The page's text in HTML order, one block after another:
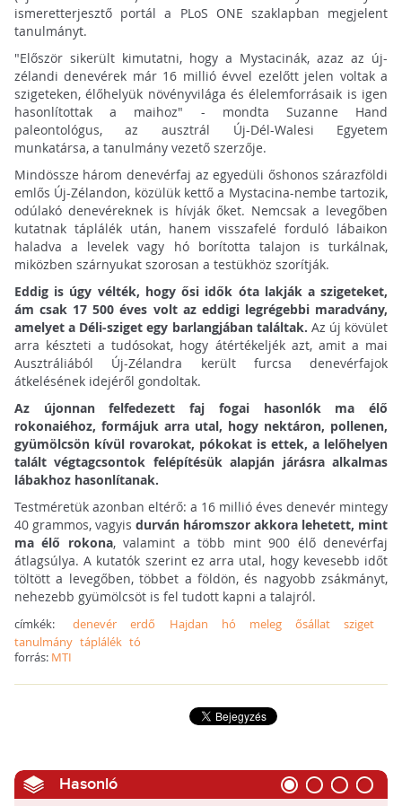
ismeretterjesztő portál a PLoS ONE szaklapban megjelent
tanulmányt.
"Először sikerült kimutatni, hogy a Mystacinák, azaz az új-
zélandi denevérek már 16 millió évvel ezelőtt jelen voltak a
szigeteken, élőhelyük növényvilága és élelemforrásaik is igen
hasonlítottak a maihoz" - mondta Suzanne Hand
paleontológus, az ausztrál Új-Dél-Walesi Egyetem
munkatársa, a tanulmány vezető szerzője.
Mindössze három denevérfaj az egyedüli őshonos szárazföldi
emlős Új-Zélandon, közülük kettő a Mystacina-nembe tartozik,
odúlakó denevéreknek is hívják őket. Nemcsak a levegőben
kutatnak táplálék után, hanem visszafelé forduló lábaikon
haladva a levelek vagy hó borította talajon is turkálnak,
miközben szárnyukat szorosan a testükhöz szorítják.
Eddig is úgy vélték, hogy ősi idők óta lakják a szigeteket,
ám csak 17 500 éves volt az eddigi legrégebbi maradvány,
amelyet a Déli-sziget egy barlangjában találtak. Az új kövület
arra készteti a tudósokat, hogy átértékeljék azt, amit a mai
Ausztráliából Új-Zélandra került furcsa denevérfajok
átkelésének idejéről gondoltak.
Az újonnan felfedezett faj fogai hasonlók ma élő
rokonaiéhoz, formájuk arra utal, hogy nektáron, pollenen,
gyümölcsön kívül rovarokat, pókokat is ettek, a lelőhelyen
talált végtagcsontok felépítésük alapján járásra alkalmas
lábakhoz hasonlítanak.
Testméretük azonban eltérő: a 16 millió éves denevér mintegy
40 grammos, vagyis durván háromszor akkora lehetett, mint
ma élő rokona, valamint a több mint 900 élő denevérfaj
átlagsúlya. A kutatók szerint ez arra utal, hogy kevesebb időt
töltött a levegőben, többet a földön, és nagyobb zsákmányt,
nehezebb gyümölcsöt is fel tudott kapni a talajról.
címkék:denevér erdő Hajdan hó meleg ősállat
sziget
tanulmány táplálék tó
forrás: MTI
Hasonló